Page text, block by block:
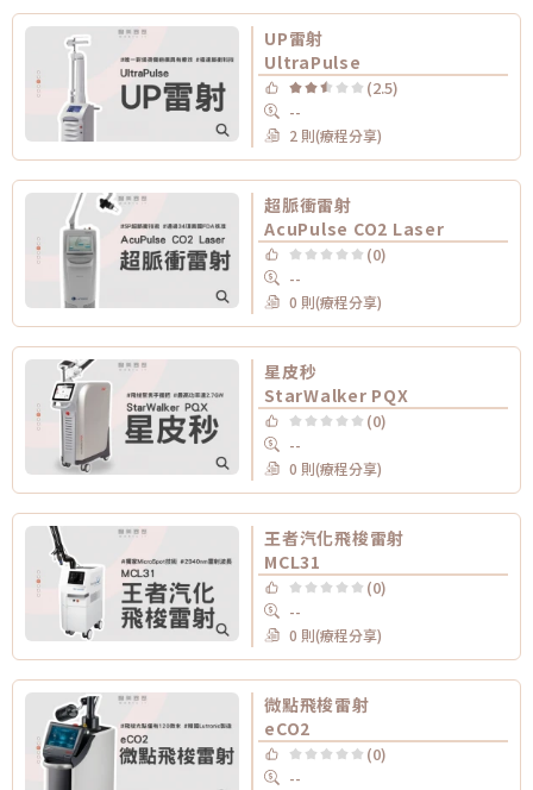
UP雷射
UltraPulse
(2.5)
--
2 則(療程分享)
超脈衝雷射
AcuPulse CO2 Laser
(0)
--
0 則(療程分享)
星皮秒
StarWalker PQX
(0)
--
0 則(療程分享)
王者汽化飛梭雷射
MCL31
(0)
--
0 則(療程分享)
微點飛梭雷射
eCO2
(0)
--